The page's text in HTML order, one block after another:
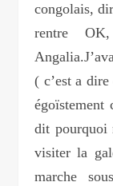
congolais,
rentre
( c’est a
égoïstement
dit pourquoi
visiter la
marche